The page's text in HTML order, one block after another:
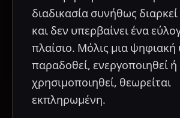
διαδικασία συνήθως
και δεν υπερβαίνει ένα
πλαίσιο. Μόλις μια ψηφιακή
παραδοθεί, ενεργοποιηθεί ή
χρησιμοποιηθεί, θεωρείται
εκπληρωμένη.